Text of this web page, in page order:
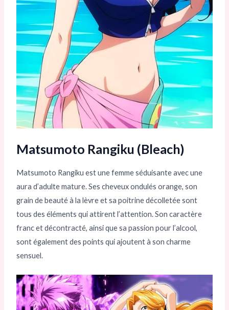
Matsumoto Rangiku (Bleach)
Matsumoto Rangiku est une femme séduisante avec une
aura d’adulte mature. Ses cheveux ondulés orange, son
grain de beauté à la lèvre et sa poitrine décolletée sont
tous des éléments qui attirent l’attention. Son caractère
franc et décontracté, ainsi que sa passion pour l’alcool,
sont également des points qui ajoutent à son charme
sensuel.